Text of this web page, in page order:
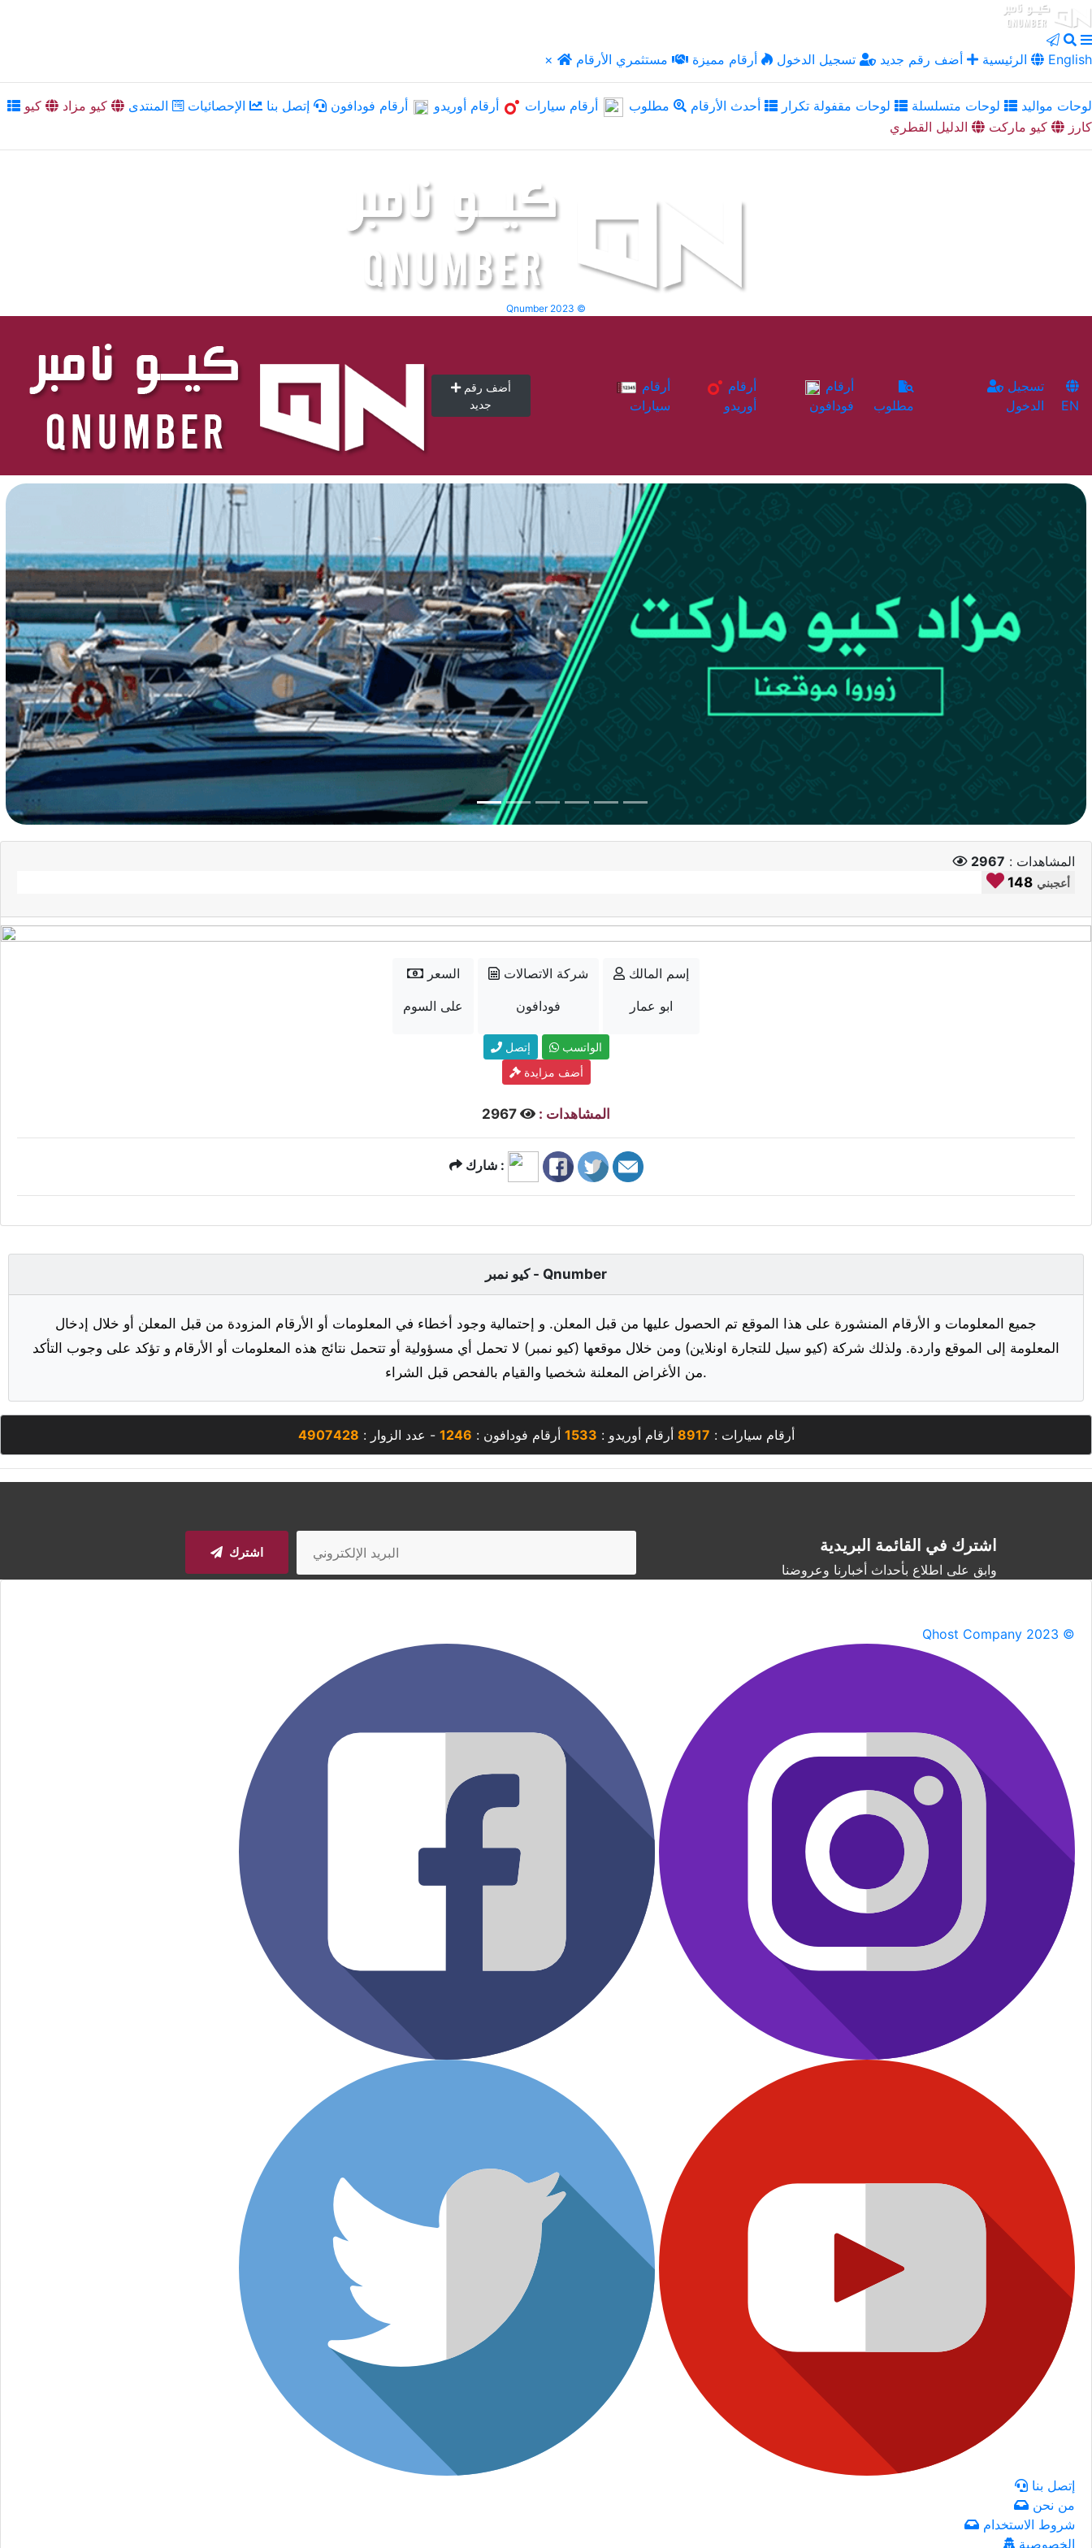
× الرئيسية أضف رقم جديد تسجيل الدخول أرقام مميزة مستثمري الأرقام English
لوحات مواليد لوحات متسلسلة لوحات مقفولة تكرار أحدث الأرقام مطلوب أرقام سيارات أرقام أوريدو أرقام فودافون إتصل بنا الإحصائيات المنتدى كيو مزاد
كيو
كارز
كيو ماركت الدليل القطري
Qnumber 2023 ©
أضف رقم
جديد
سيارات
أوريدو
فودافون
مطلوب
الدخول
EN
المشاهدات : 2967
148 أعجبني
السعر
على السوم
شركة الاتصالات
فودافون
إسم المالك
ابو عمار
إتصل
الواتسب
أضف مزايدة
المشاهدات :
شارك :
كيو نمبر - Qnumber
جميع المعلومات و الأرقام المنشورة على هذا الموقع تم الحصول عليها من قبل المعلن. و إحتمالية وجود أخطاء في المعلومات أو الأرقام المزودة من قبل المعلن أو خلال إدخال
المعلومة إلى الموقع واردة. ولذلك شركة (كيو سيل للتجارة اونلاين) ومن خلال موقعها (كيو نمبر) لا تحمل أي مسؤولية أو تتحمل نتائج هذه المعلومات أو الأرقام و تؤكد على وجوب التأكد
من الأغراض المعلنة شخصيا والقيام بالفحص قبل الشراء.
أرقام سيارات : 8917 أرقام أوريدو : 1533 أرقام فودافون : 1246 - عدد الزوار : 4907428
اشترك في القائمة البريدية
وابق على اطلاع بأحداث أخبارنا وعروضنا
اشترك
Qhost Company 2023 ©
إتصل بنا
من نحن
شروط الاستخدام
الخصوصية